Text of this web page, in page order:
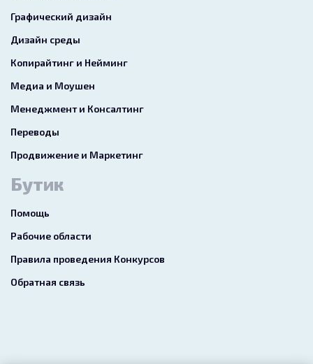
Графический дизайн
Дизайн среды
Копирайтинг и Нейминг
Медиа и Моушен
Менеджмент и Консалтинг
Переводы
Продвижение и Маркетинг
Бутик
Помощь
Рабочие области
Правила проведения Конкурсов
Обратная связь